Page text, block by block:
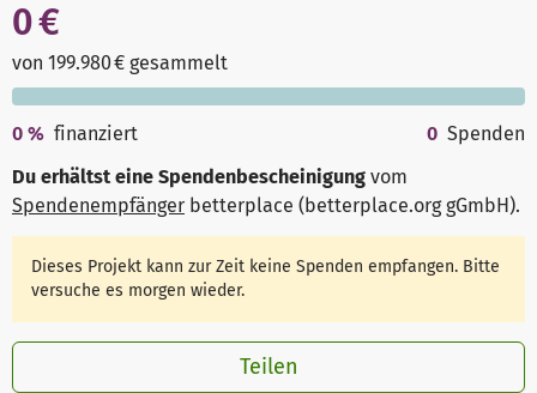
0 €
von 199.980 € gesammelt
0 % finanziert 0 Spenden
Du erhältst eine Spendenbescheinigung vom
Spendenempfänger betterplace (betterplace.org gGmbH).
Dieses Projekt kann zur Zeit keine Spenden empfangen. Bitte
versuche es morgen wieder.
Teilen